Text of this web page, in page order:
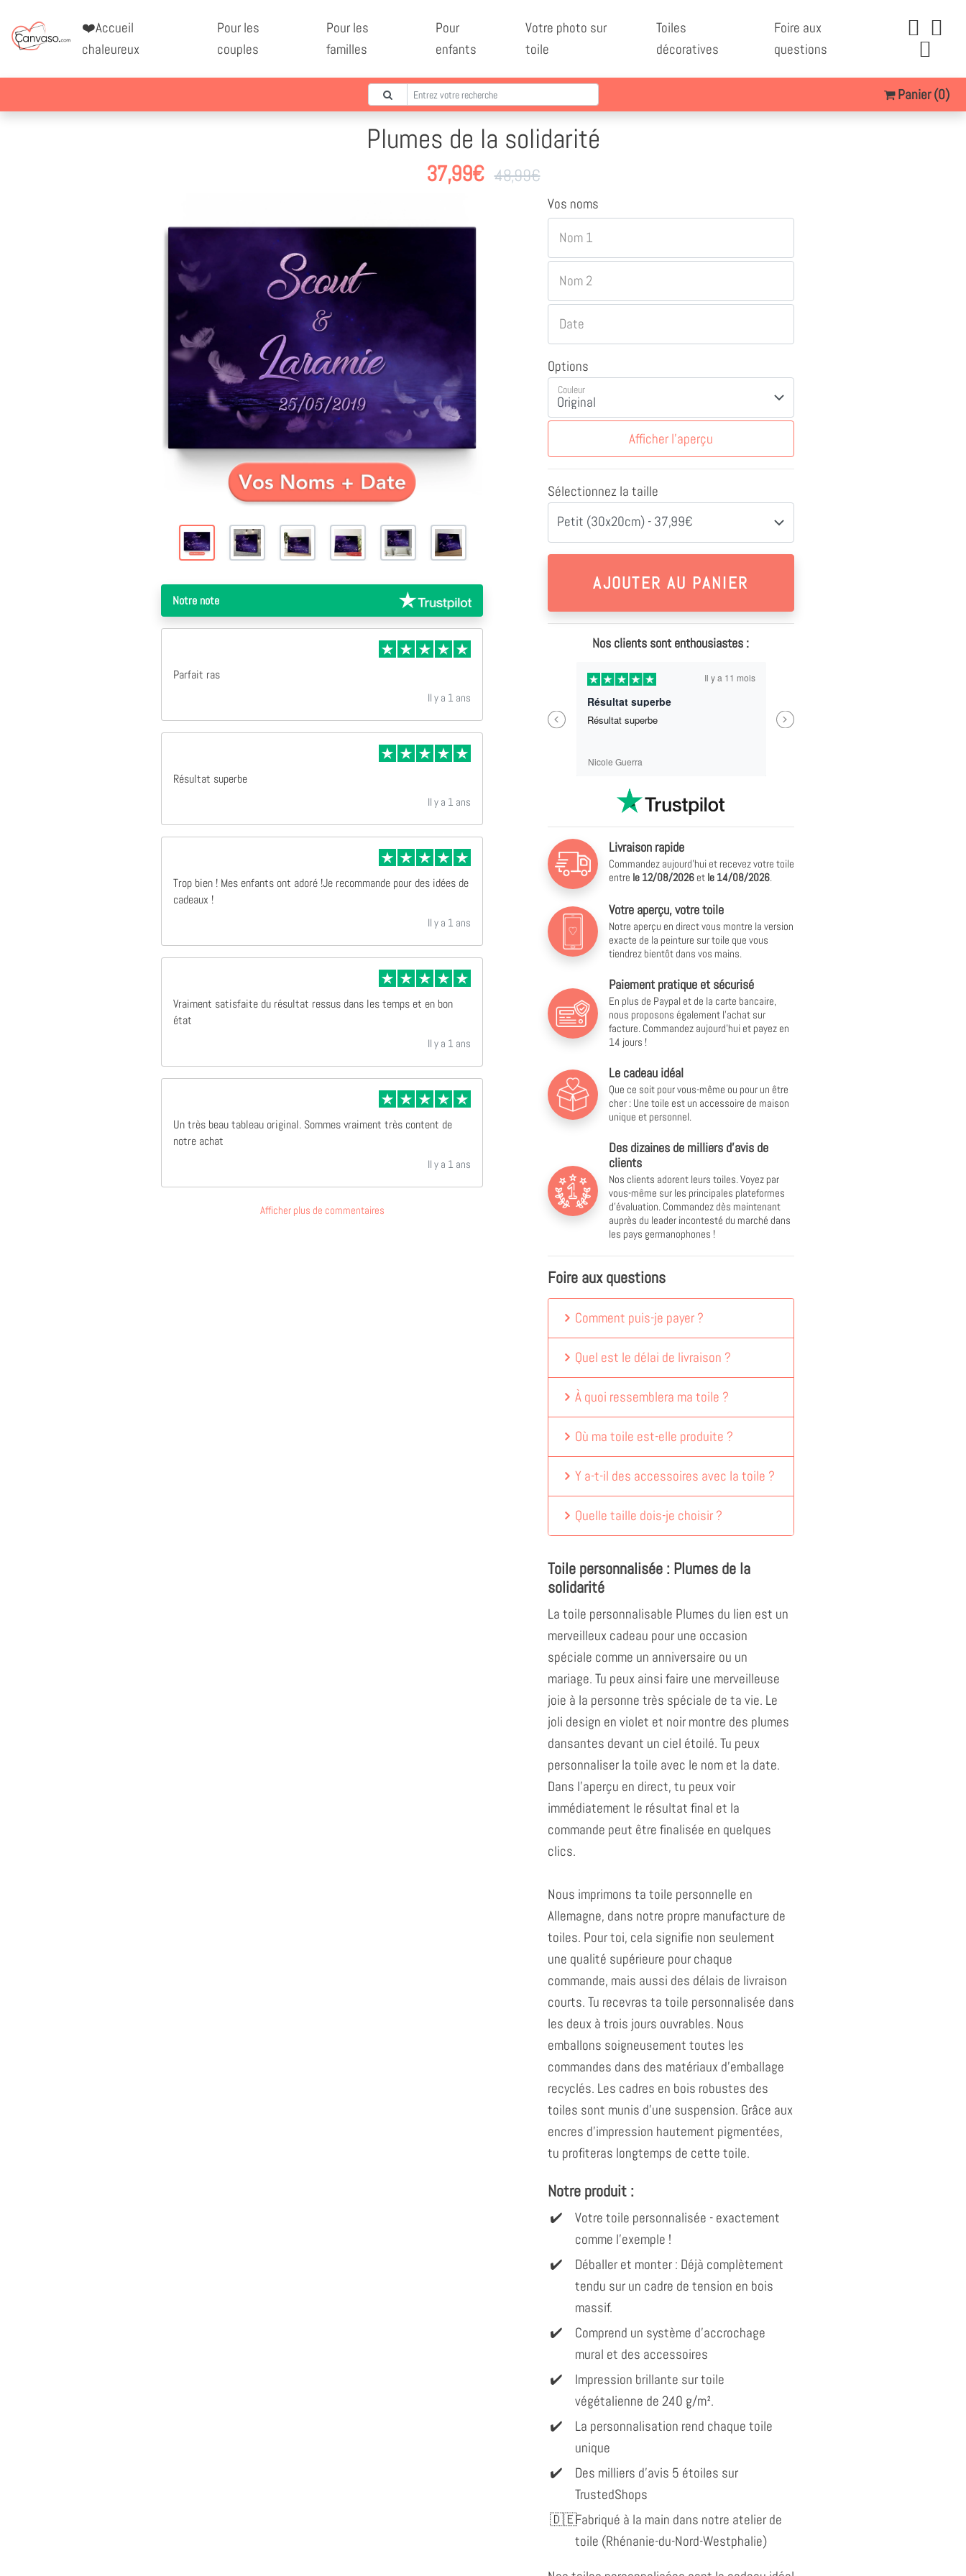
❤️Accueil
chaleureux
Pour les
couples
Pour les
familles
Pour
enfants
Votre photo sur
toile
Toiles
décoratives
Foire aux
questions
Panier(0)
Plumes de la solidarité
37,99€ 48,99€
Notre note
Parfait ras
Il y a 1 ans
Résultat superbe
Il y a 1 ans
Trop bien ! Mes enfants ont adoré !Je recommande pour des idées de
cadeaux !
Il y a 1 ans
Vraiment satisfaite du résultat ressus dans les temps et en bon
état
Il y a 1 ans
Un très beau tableau original. Sommes vraiment très content de
notre achat
Il y a 1 ans
Afficher plus de commentaires
Vos noms
Nom 1
Nom 2
Date
Options
Couleur
Afficher l'aperçu
Sélectionnez la taille
Petit (30x20cm) - 37,99€
Nos clients sont enthousiastes :
Previous
Il y a 1 ans
Excellent produit qualité parfait merci à
Parfait ras
Sébastien Labrit
Il y a 11 mois
Résultat superbe
Résultat superbe
Nicole Guerra
Next
Livraison rapide
Commandez aujourd'hui et recevez votre toile
entre le 12/08/2026et le 14/08/2026.
Votre aperçu, votre toile
Notre aperçu en direct vous montre la version
exacte de la peinture sur toile que vous
tiendrez bientôt dans vos mains.
Paiement pratique et sécurisé
En plus de Paypal et de la carte bancaire,
nous proposons également l'achat sur
facture. Commandez aujourd'hui et payez en
14 jours !
Le cadeau idéal
Que ce soit pour vous-même ou pour un être
cher : Une toile est un accessoire de maison
unique et personnel.
Des dizaines de milliers d'avis de
clients
Nos clients adorent leurs toiles. Voyez par
vous-même sur les principales plateformes
d'évaluation. Commandez dès maintenant
auprès du leader incontesté du marché dans
les pays germanophones !
Foire aux questions
Comment puis-je payer ?
Quel est le délai de livraison ?
À quoi ressemblera ma toile ?
Où ma toile est-elle produite ?
Y a-t-il des accessoires avec la toile ?
Quelle taille dois-je choisir ?
Toile personnalisée : Plumes de la
solidarité
La toile personnalisable Plumes du lien est un
merveilleux cadeau pour une occasion
spéciale comme un anniversaire ou un
mariage. Tu peux ainsi faire une merveilleuse
joie à la personne très spéciale de ta vie. Le
joli design en violet et noir montre des plumes
dansantes devant un ciel étoilé. Tu peux
personnaliser la toile avec le nom et la date.
Dans l'aperçu en direct, tu peux voir
immédiatement le résultat final et la
commande peut être finalisée en quelques
clics.
Nous imprimons ta toile personnelle en
Allemagne, dans notre propre manufacture de
toiles. Pour toi, cela signifie non seulement
une qualité supérieure pour chaque
commande, mais aussi des délais de livraison
courts. Tu recevras ta toile personnalisée dans
les deux à trois jours ouvrables. Nous
emballons soigneusement toutes les
commandes dans des matériaux d'emballage
recyclés. Les cadres en bois robustes des
toiles sont munis d'une suspension. Grâce aux
encres d'impression hautement pigmentées,
tu profiteras longtemps de cette toile.
Notre produit :
Votre toile personnalisée - exactement
comme l'exemple !
Déballer et monter : Déjà complètement
tendu sur un cadre de tension en bois
massif.
Comprend un système d'accrochage
mural et des accessoires
Impression brillante sur toile
végétalienne de 240 g/m².
La personnalisation rend chaque toile
unique
Des milliers d'avis 5 étoiles sur
TrustedShops
Fabriqué à la main dans notre atelier de
toile (Rhénanie-du-Nord-Westphalie)